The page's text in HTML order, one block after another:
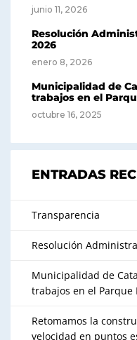
junio 11, 2026
Resolución
2026
enero 8, 2026
Municipalidad de
trabajos en el
octubre 16, 2025
ENTRADAS
Transparencia
Resolución
Municipalidad de
trabajos en el Parque
Retomamos la
velocidad en puntos